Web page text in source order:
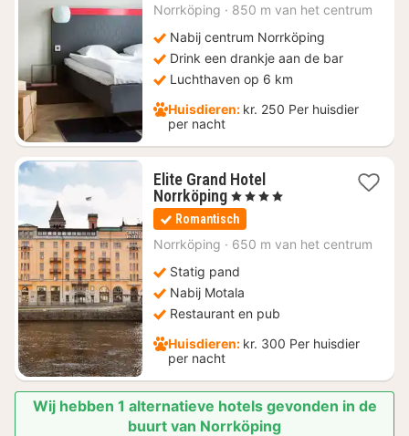
€
Norrköping · 850 m van het centrum
Nabij centrum Norrköping
Drink een drankje aan de bar
Luchthaven op 6 km
Huisdieren: kr. 250 Per huisdier
per nacht
Elite Grand Hotel
Norrköping1
nacht
vanaf
€
, 4 Sterren
Romantisch
Norrköping · 650 m van het centrum
Statig pand
Nabij Motala
Restaurant en pub
Huisdieren: kr. 300 Per huisdier
per nacht
Wij hebben 1 alternatieve hotels gevonden in de
buurt van Norrköping